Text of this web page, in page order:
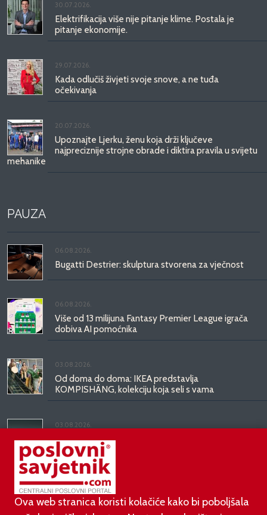
30.07.2026.
Elektrifikacija više nije pitanje klime. Postala je
pitanje ekonomije.
29.07.2026.
Kada odlučiš živjeti svoje snove, a ne tuđa
očekivanja
20.07.2026.
Upoznajte Ljerku, ženu koja drži ključeve
najpreciznije strojne obrade i diktira pravila u svijetu
mehanike
PAUZA
06.08.2026.
Bugatti Destrier: skulptura stvorena za vječnost
06.08.2026.
Više od 13 milijuna Fantasy Premier League igrača
dobiva AI pomoćnika
03.08.2026.
Od doma do doma: IKEA predstavlja
KOMPISHÄNG, kolekciju koja seli s vama
03.08.2026.
Kineski BYD predstavio luksuznu limuzinu veću od
Mercedesove S-klase, obećava domet do 1.000
kilometara
Ova web stranica koristi kolačiće kako bi poboljšala